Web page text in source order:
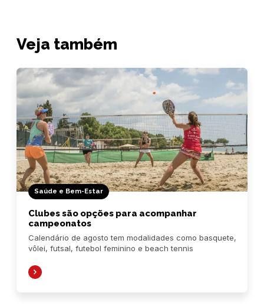
Veja também
Saúde e Bem-Estar
Clubes são opções para acompanhar
campeonatos
Calendário de agosto tem modalidades como basquete,
vôlei, futsal, futebol feminino e beach tennis